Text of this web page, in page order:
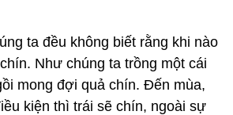
ta đều không biết rằng khi nào
Như chúng ta trồng một cái
mong đợi quả chín. Đến mùa,
kiện thì trái sẽ chín, ngoài sự